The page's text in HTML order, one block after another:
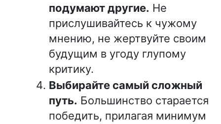
подумают другие. Не
прислушивайтесь к чужому
мнению, не жертвуйте своим
будущим в угоду глупому
критику.
Выбирайте самый сложный
путь. Большинство старается
победить, прилагая минимум